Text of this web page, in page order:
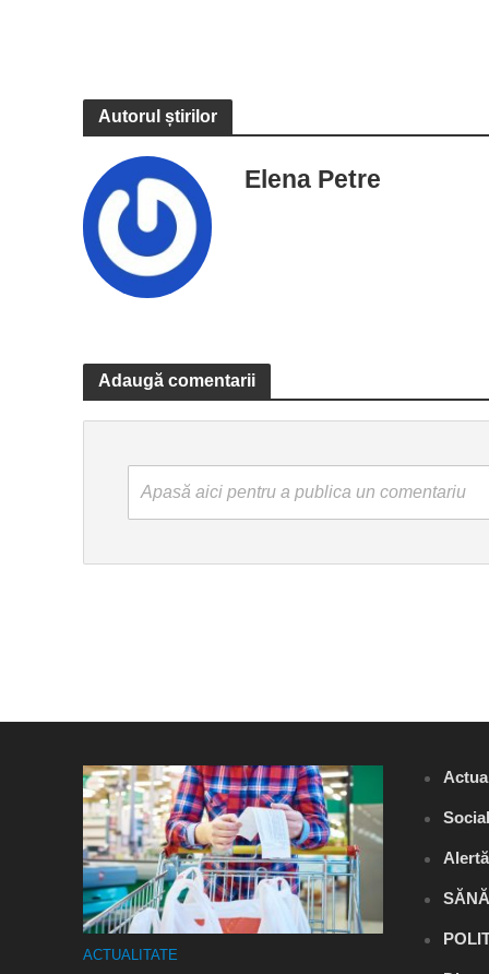
Autorul știrilor
Elena Petre
Adaugă comentarii
Apasă aici pentru a publica un comentariu
ACTUALITATE